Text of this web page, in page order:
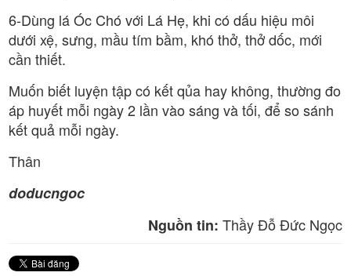
6-Dùng lá Óc Chó với Lá Hẹ, khi có dấu hiệu môi
dưới xệ, sưng, mầu tím bầm, khó thở, thở dốc, mới
cần thiết.
Muốn biết luyện tập có kết qủa hay không, thường đo
áp huyết mỗi ngày 2 lần vào sáng và tối, để so sánh
kết quả mỗi ngày.
Thân
doducngoc
Nguồn tin: Thầy Đỗ Đức Ngọc